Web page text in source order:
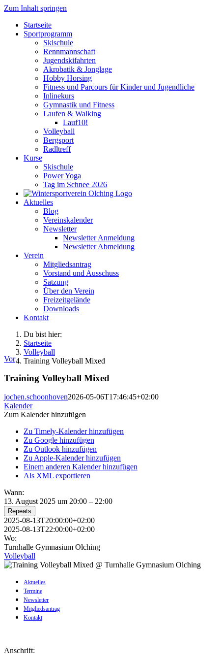
Zum Inhalt springen
Startseite
Sportprogramm
Skischule
Rennmannschaft
Jugendskifahrten
Akrobatik & Jonglage
Hobby Horsing
Fitness und Parcours für Kinder und Jugendliche
Inlinekurs
Gymnastik und Fitness
Laufen & Walking
Lauf10!
Volleyball
Bergsport
Radltreff
Kurse
Skischule
Power Yoga
Tag im Schnee 2026
Aktuelles
Blog
Vereinskalender
Newsletter
Newsletter Anmeldung
Newsletter Abmeldung
Verein
Mitgliedsantrag
Vorstand und Ausschuss
Satzung
Über den Verein
Freizeitgelände
Downloads
Kontakt
Du bist hier:
Startseite
Volleyball
Training Volleyball Mixed
Vor
Training Volleyball Mixed
jochen.schoonhoven2026-05-06T17:46:45+02:00
Kalender
Zum Kalender hinzufügen
Zu Timely-Kalender hinzufügen
Zu Google hinzufügen
Zu Outlook hinzufügen
Zu Apple-Kalender hinzufügen
Einem anderen Kalender hinzufügen
Als XML exportieren
Wann:
13. August 2025 um 20:00 – 22:00
Repeats
2025-08-13T20:00:00+02:00
2025-08-13T22:00:00+02:00
Wo:
Turnhalle Gymnasium Olching
Volleyball
Aktuelles
Termine
Newsletter
Mitgliedsantrag
Kontakt
Anschrift: